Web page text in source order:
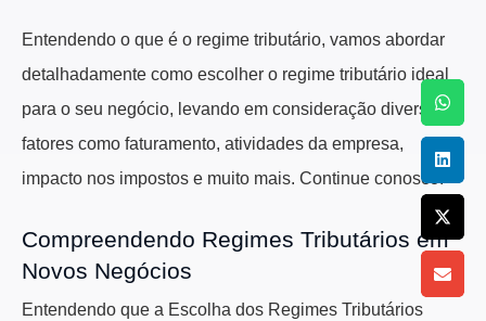
Entendendo o que é o regime tributário, vamos abordar
detalhadamente como escolher o regime tributário ideal
para o seu negócio, levando em consideração diversos
fatores como faturamento, atividades da empresa,
impacto nos impostos e muito mais. Continue conosco!
Compreendendo Regimes Tributários em
Novos Negócios
Entendendo que a Escolha dos Regimes Tributários